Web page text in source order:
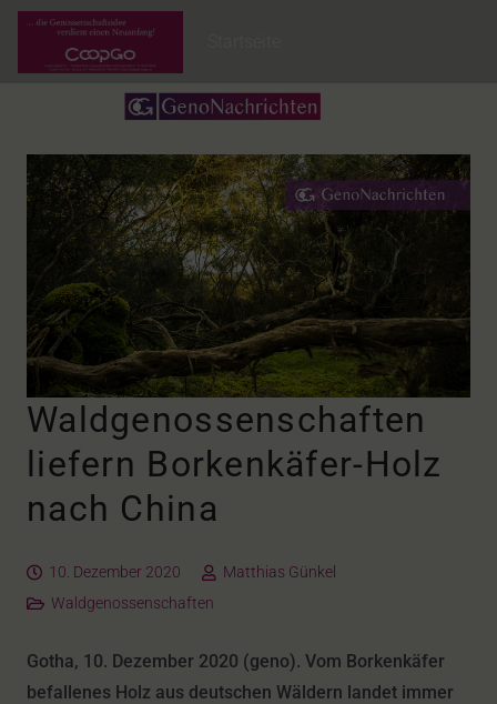
Waldgenossenschaften
liefern Borkenkäfer-Holz
nach China
10. Dezember 2020
Matthias Günkel
Waldgenossenschaften
Gotha, 10. Dezember 2020 (geno). Vom Borkenkäfer
befallenes Holz aus deutschen Wäldern landet immer